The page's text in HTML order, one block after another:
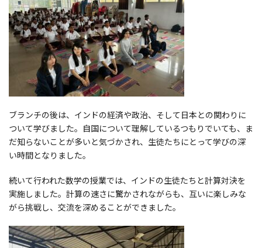
ブランチの後は、インドの経済や政治、そして日本との関わりに
ついて学びました。自国について理解しているつもりでいても、ま
だ知らないことが多いと気づかされ、生徒たちにとって学びの深
い時間となりました。
続いて行われた数学の授業では、インドの生徒たちと計算対決を
実施しました。計算の速さに驚かされながらも、互いに楽しみな
がら挑戦し、交流を深めることができました。